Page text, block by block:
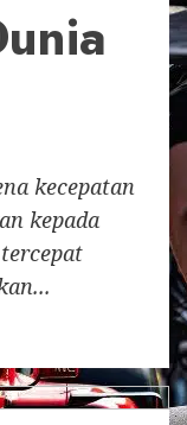
kecepatan
kepada